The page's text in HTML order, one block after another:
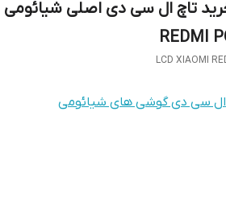
REDMI
LCD XIAOMI
ال سی دی گوشی های شیائومی